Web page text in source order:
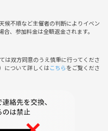
、それ以上に一期一会を大切に
『マダミスさえできたらいい』
お越しいただいてしまうと、当
なともっと一緒にいたいって思
候不順など主催者の判断によりイベン
、参加料金は全額返金されます。
は双方同意のうえ慎重に行ってくださ
について詳しくはこちらをご覧くださ